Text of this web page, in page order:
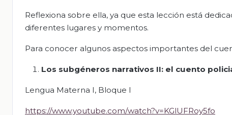
Reflexiona sobre ella, ya que esta lección está
diferentes lugares y momentos.
Para conocer algunos aspectos importantes del
Los subgéneros narrativos II: el cuento
Lengua Materna I, Bloque I
https://www.youtube.com/watch?v=KGlUFRoy5fo